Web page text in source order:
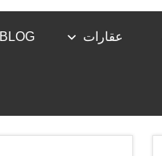
عقارات BLOG